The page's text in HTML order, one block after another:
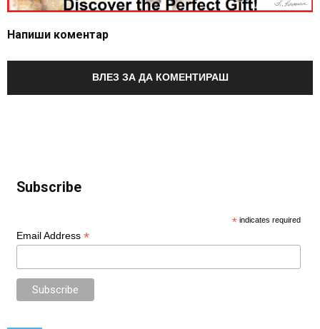
Напиши коментар
ВЛЕЗ ЗА ДА КОМЕНТИРАШ
Subscribe
* indicates required
Email Address *